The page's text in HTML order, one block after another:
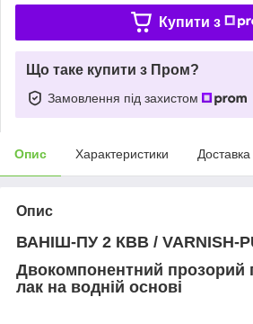
Купити з
Що таке купити з Пром?
Замовлення під захистом
Опис Характеристики Доставка
Опис
ВАНІШ-ПУ 2 КВВ / VARNISH-
Двокомпонентний прозорий
лак на водній основі